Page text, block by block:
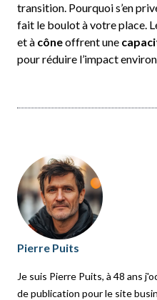
transition. Pourquoi s’en
fait le boulot à votre place.
et à côneoffrent une
pour réduire l’impact
Pierre Puits
Je suis Pierre Puits, à 48 ans
de publication pour le site